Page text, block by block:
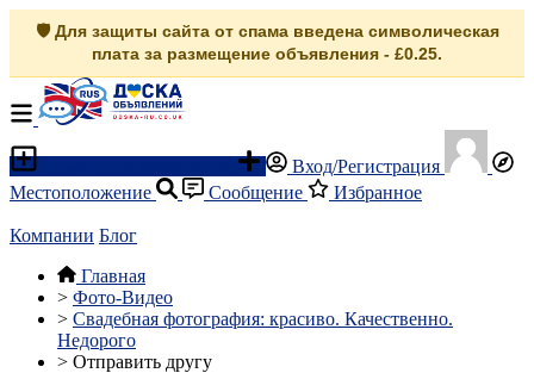
🛡️ Для защиты сайта от спама введена символическая
плата за размещение объявления - £0.25.
Вход/Регистрация
Местоположение
Сообщение Избранное
Компании Блог
Главная
> Фото-Видео
> Свадебная фотография: красиво. Качественно.
Недорого
> Отправить другу